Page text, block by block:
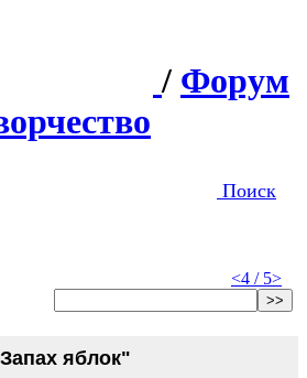
/ Форум
Поиск
<4 / 5>
>>
яблок"